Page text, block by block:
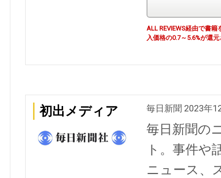
ALL REVIEWS経由で書
入価格の0.7～5.6%が還
初出メディア 毎日新聞 2023年
毎日新聞の
ト。事件や
ニュース、